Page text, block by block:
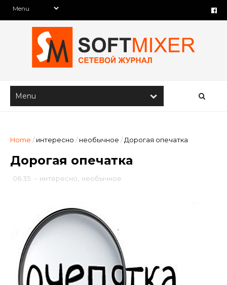
Home / интересно / необычное / Дорогая опечатка
Дорогая опечатка
06:35 - интересно необычное